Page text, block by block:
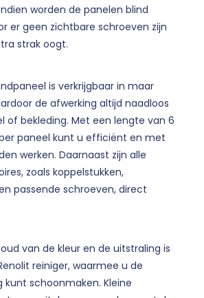
worden de panelen blind
er geen zichtbare schroeven zijn
strak oogt.
is verkrijgbaar in maar
de afwerking altijd naadloos
of bekleding. Met een lengte van 6
paneel kunt u efficiënt en met
werken. Daarnaast zijn alle
zoals koppelstukken,
passende schroeven, direct
van de kleur en de uitstraling is
reiniger, waarmee u de
schoonmaken. Kleine